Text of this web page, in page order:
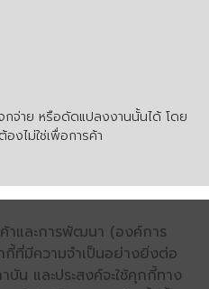
กจ่าย หรือดัดแปลงงานนั้นได้ โดย
งไม่ใช่เพื่อการค้า
ค้าและการพัฒนา (องค์การ
ที่มีความจำเป็นอย่างยิ่งต่อ
น และประสงค์จะใช้คุกกี้ทาง